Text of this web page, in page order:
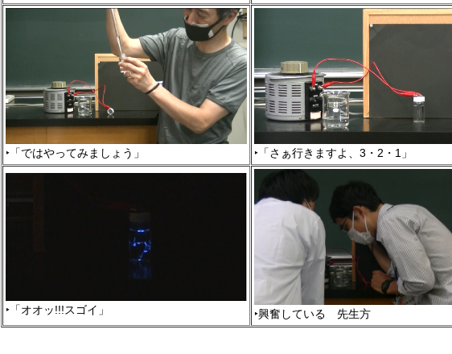
‣「ではやってみましょう」 ‣「さぁ行きますよ、3・2・1」
‣「オオッ!!!スゴイ」 ‣興奮している 先生方